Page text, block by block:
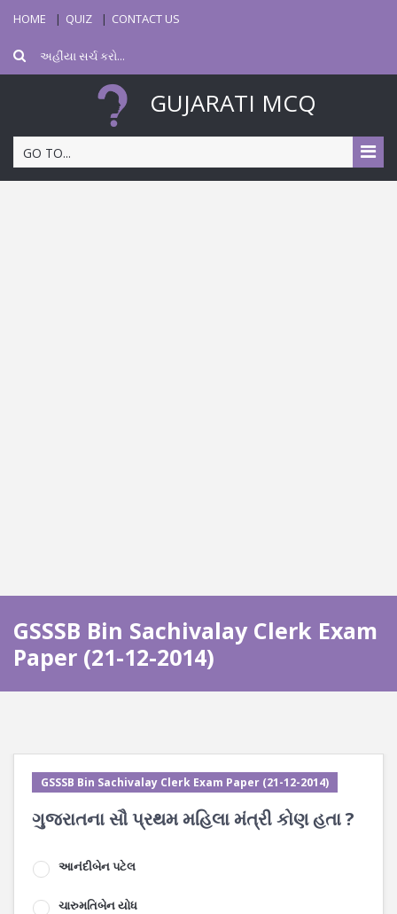
HOME QUIZ CONTACT US
GUJARATI MCQ
GO TO...
GSSSB Bin Sachivalay Clerk Exam
Paper (21-12-2014)
GSSSB Bin Sachivalay Clerk Exam Paper (21-12-2014)
ગુજરાતના સૌ પ્રથમ મહિલા મંત્રી કોણ હતા ?
આનંદીબેન પટેલ
ચારુમતિબેન યોધ